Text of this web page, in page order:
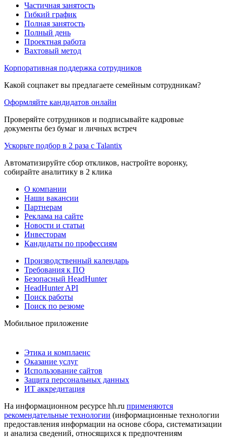
Частичная занятость
Гибкий график
Полная занятость
Полный день
Проектная работа
Вахтовый метод
Корпоративная поддержка сотрудников
Какой соцпакет вы предлагаете семейным сотрудникам?
Оформляйте кандидатов онлайн
Проверяйте сотрудников и подписывайте кадровые
документы без бумаг и личных встреч
Ускорьте подбор в 2 раза с Talantix
Автоматизируйте сбор откликов, настройте воронку,
собирайте аналитику в 2 клика
О компании
Наши вакансии
Партнерам
Реклама на сайте
Новости и статьи
Инвесторам
Кандидаты по профессиям
Производственный календарь
Требования к ПО
Безопасный HeadHunter
HeadHunter API
Поиск работы
Поиск по резюме
Мобильное приложение
Этика и комплаенс
Оказание услуг
Использование сайтов
Защита персональных данных
ИТ аккредитация
На информационном ресурсе hh.ru применяются
рекомендательные технологии (информационные технологии
предоставления информации на основе сбора, систематизации
и анализа сведений, относящихся к предпочтениям